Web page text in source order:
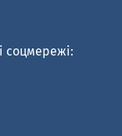
соцмережі: